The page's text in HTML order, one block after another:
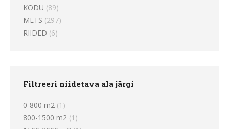
KODU (89)
METS (297)
RIIDED (6)
Filtreeri niidetava ala järgi
0-800 m2 (1)
800-1500 m2 (1)